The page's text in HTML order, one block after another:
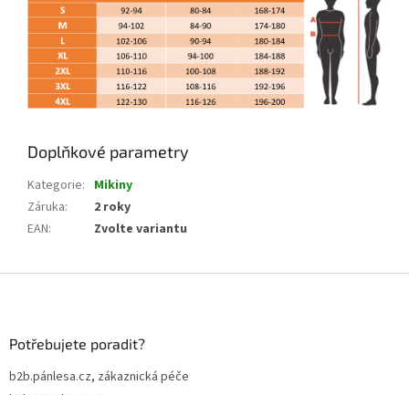
Doplňkové parametry
Kategorie: Mikiny
Záruka:
2 roky
EAN: Zvolte variantu
Potřebujete poradit?
b2b.pánlesa.cz, zákaznická péče